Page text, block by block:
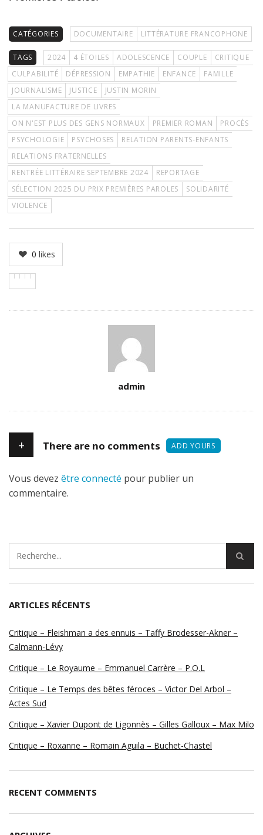
CATÉGORIES DOCUMENTAIRE LITTÉRATURE FRANCOPHONE
TAGS 2024 4 ÉTOILES ADOLESCENCE COUPLE
CRITIQUE
CULPABILITÉ
DÉPRESSION EMPATHIE ENFANCE
FAMILLE
JOURNALISME
JUSTICE
JUSTIN MORIN
LA MANUFACTURE DE LIVRES
ON N'EST PLUS DES GENS NORMAUX
PREMIER ROMAN
PROCÈS
PSYCHOLOGIE
PSYCHOSES
RELATION PARENTS-ENFANTS
RELATIONS FRATERNELLES
RENTRÉE LITTÉRAIRE SEPTEMBRE 2024
REPORTAGE
SÉLECTION 2025 DU PRIX PREMIÈRES PAROLES
SOLIDARITÉ
VIOLENCE
0 likes
admin
+ There are no comments ADD YOURS
Vous devez être connecté pour publier un
commentaire.
ARTICLES RÉCENTS
Critique – Fleishman a des ennuis – Taffy Brodesser-Akner –
Calmann-Lévy
Critique – Le Royaume – Emmanuel Carrère – P.O.L
Critique – Le Temps des bêtes féroces – Victor Del Arbol –
Actes Sud
Critique – Xavier Dupont de Ligonnès – Gilles Galloux – Max Milo
Critique – Roxanne – Romain Aguila – Buchet-Chastel
RECENT COMMENTS